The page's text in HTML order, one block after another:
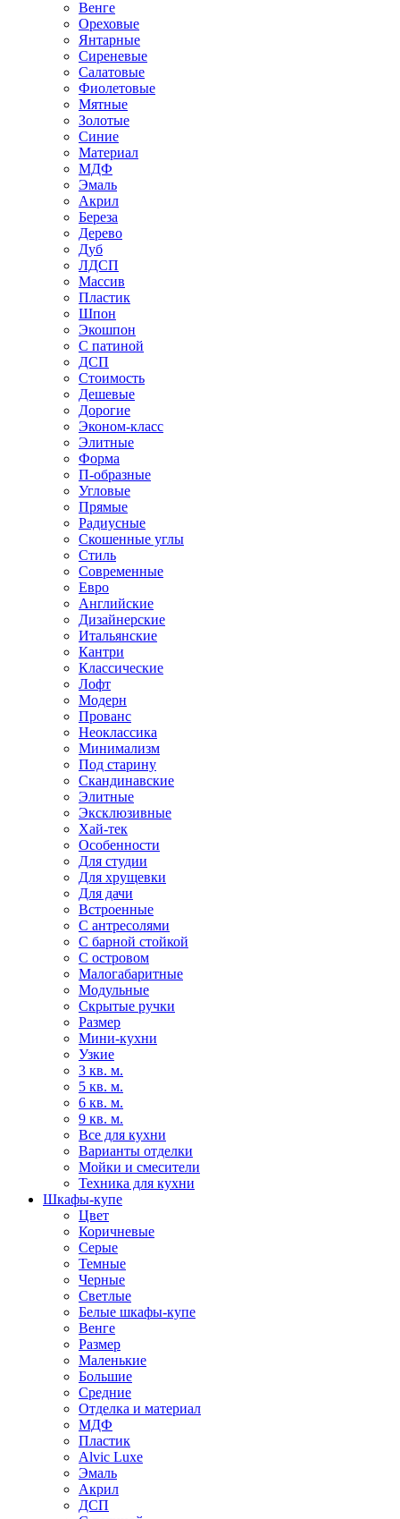
Венге
Ореховые
Янтарные
Сиреневые
Салатовые
Фиолетовые
Мятные
Золотые
Синие
Материал
МДФ
Эмаль
Акрил
Береза
Дерево
Дуб
ЛДСП
Массив
Пластик
Шпон
Экошпон
С патиной
ДСП
Стоимость
Дешевые
Дорогие
Эконом-класс
Элитные
Форма
П-образные
Угловые
Прямые
Радиусные
Скошенные углы
Стиль
Современные
Евро
Английские
Дизайнерские
Итальянские
Кантри
Классические
Лофт
Модерн
Прованс
Неоклассика
Минимализм
Под старину
Скандинавские
Элитные
Эксклюзивные
Хай-тек
Особенности
Для студии
Для хрущевки
Для дачи
Встроенные
С антресолями
С барной стойкой
С островом
Малогабаритные
Модульные
Скрытые ручки
Размер
Мини-кухни
Узкие
3 кв. м.
5 кв. м.
6 кв. м.
9 кв. м.
Все для кухни
Варианты отделки
Мойки и смесители
Техника для кухни
Шкафы-купе
Цвет
Коричневые
Серые
Темные
Черные
Светлые
Белые шкафы-купе
Венге
Размер
Маленькие
Большие
Средние
Отделка и материал
МДФ
Пластик
Alvic Luxe
Эмаль
Акрил
ДСП